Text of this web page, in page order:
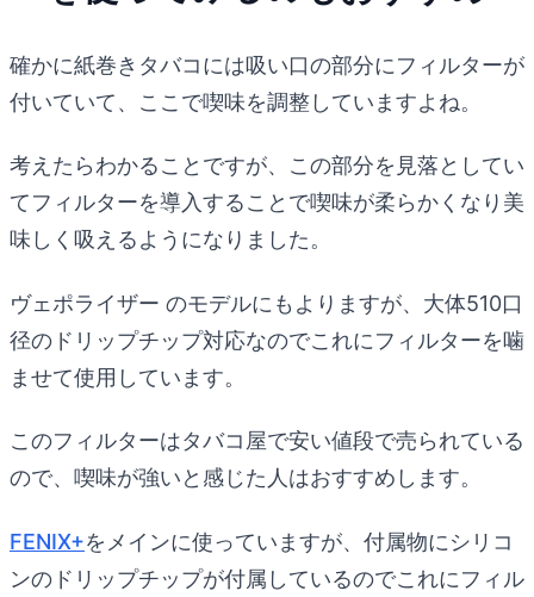
確かに紙巻きタバコには吸い口の部分にフィルターが
付いていて、ここで喫味を調整していますよね。
考えたらわかることですが、この部分を見落としてい
てフィルターを導入することで喫味が柔らかくなり美
味しく吸えるようになりました。
ヴェポライザー のモデルにもよりますが、大体510口
径のドリップチップ対応なのでこれにフィルターを噛
ませて使用しています。
このフィルターはタバコ屋で安い値段で売られている
ので、喫味が強いと感じた人はおすすめします。
FENIX+をメインに使っていますが、付属物にシリコ
ンのドリップチップが付属しているのでこれにフィル